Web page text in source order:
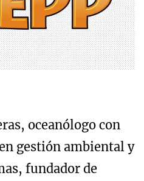
oceanólogo con
gestión ambiental y
fundador de